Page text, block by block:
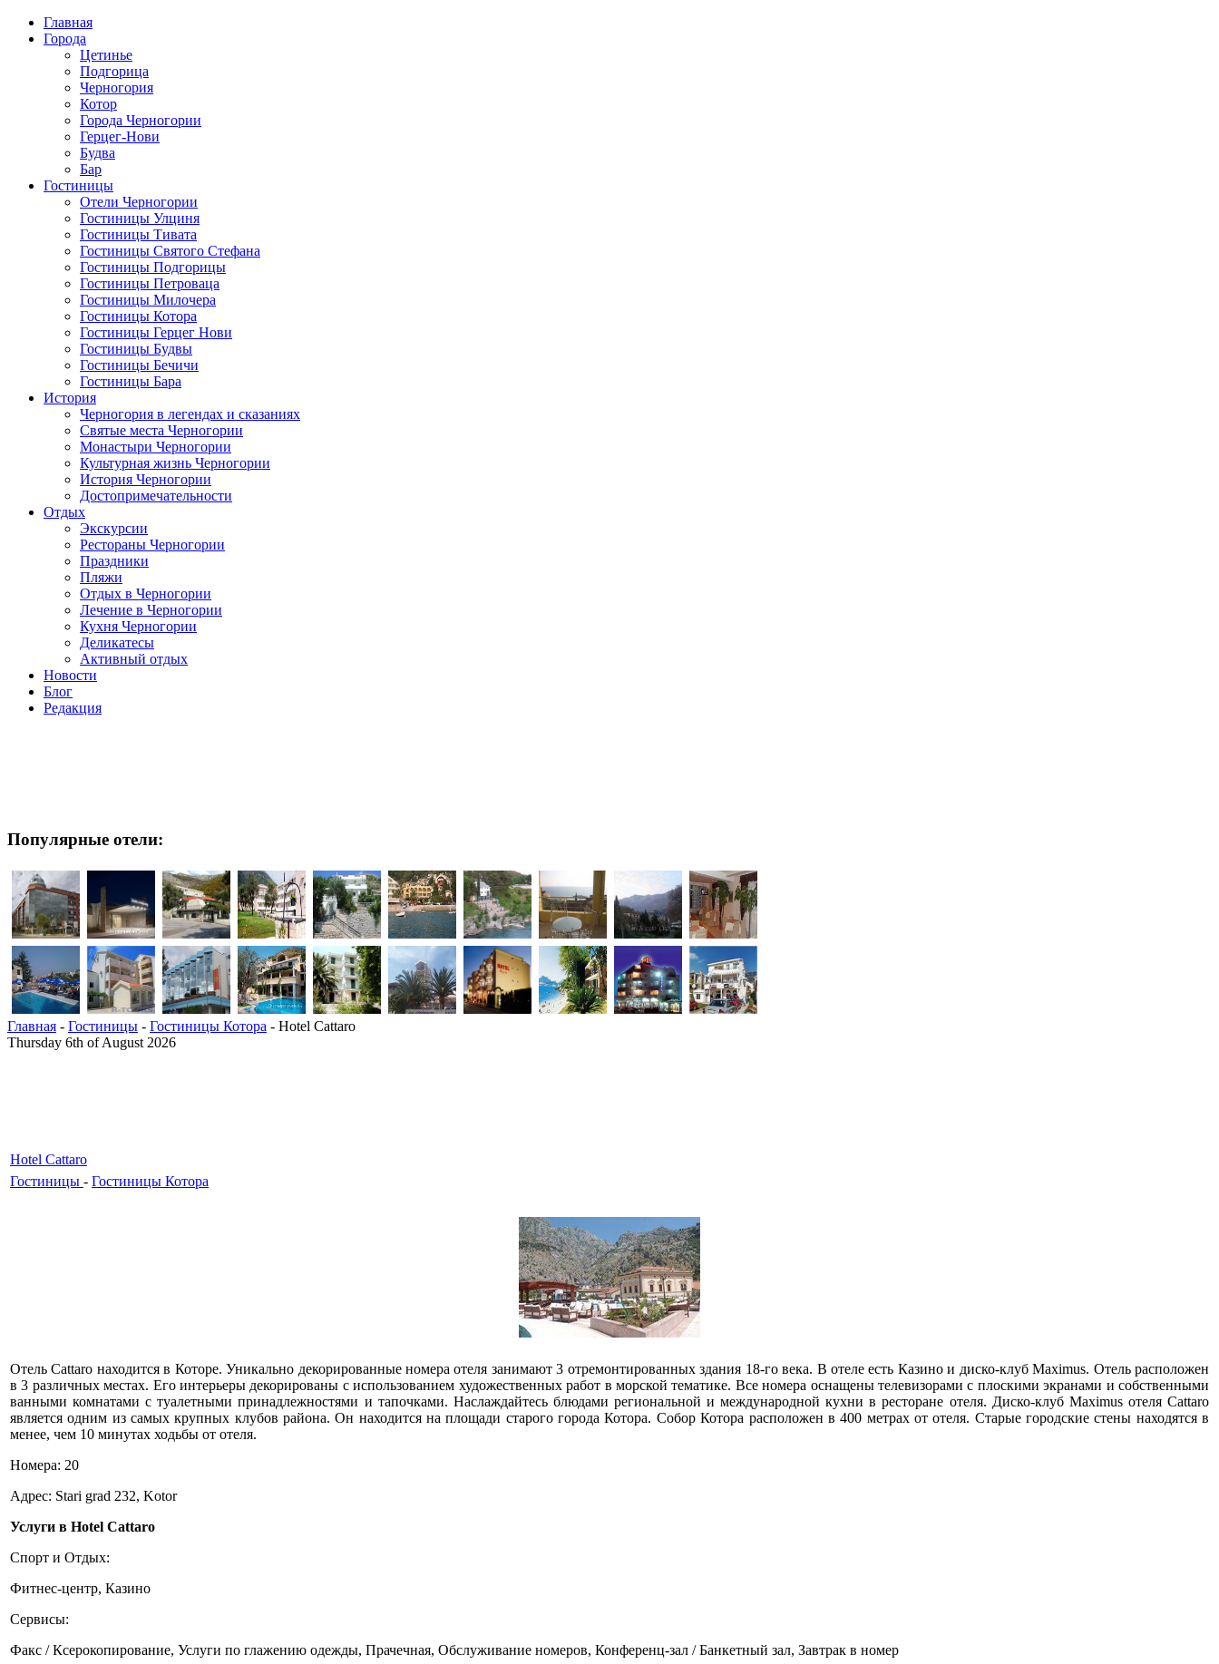
Главная
Города
Цетинье
Подгорица
Черногория
Котор
Города Черногории
Герцег-Нови
Будва
Бар
Гостиницы
Отели Черногории
Гостиницы Улциня
Гостиницы Тивата
Гостиницы Святого Стефана
Гостиницы Подгорицы
Гостиницы Петроваца
Гостиницы Милочера
Гостиницы Котора
Гостиницы Герцег Нови
Гостиницы Будвы
Гостиницы Бечичи
Гостиницы Бара
История
Черногория в легендах и сказаниях
Святые места Черногории
Монастыри Черногории
Культурная жизнь Черногории
История Черногории
Достопримечательности
Отдых
Экскурсии
Рестораны Черногории
Праздники
Пляжи
Отдых в Черногории
Лечение в Черногории
Кухня Черногории
Деликатесы
Активный отдых
Новости
Блог
Редакция
Популярные отели:
Главная - Гостиницы - Гостиницы Котора - Hotel Cattaro
Thursday 6th of August 2026
Hotel Cattaro
Гостиницы - Гостиницы Котора
Отель Cattaro находится в Которе. Уникально декорированные номера отеля занимают 3 отремонтированных здания 18-го века. В отеле есть Казино и диско-клуб Maximus. Отель расположен
в 3 различных местах. Его интерьеры декорированы с использованием художественных работ в морской тематике. Все номера оснащены телевизорами с плоскими экранами и собственными
ванными комнатами с туалетными принадлежностями и тапочками. Наслаждайтесь блюдами региональной и международной кухни в ресторане отеля. Диско-клуб Maximus отеля Cattaro
является одним из самых крупных клубов района. Он находится на площади старого города Котора. Собор Котора расположен в 400 метрах от отеля. Старые городские стены находятся в
менее, чем 10 минутах ходьбы от отеля.
Номера: 20
Адрес: Stari grad 232, Kotor
Услуги в Hotel Cattaro
Спорт и Отдых:
Фитнес-центр, Казино
Сервисы:
Факс / Ксерокопирование, Услуги по глажению одежды, Прачечная, Обслуживание номеров, Конференц-зал / Банкетный зал, Завтрак в номер